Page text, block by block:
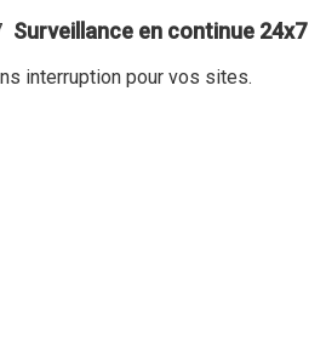
Surveillance en continue 24x7
interruption pour vos sites.